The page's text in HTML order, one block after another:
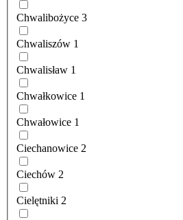
Chwalibożyce 3
Chwaliszów 1
Chwalisław 1
Chwałkowice 1
Chwałowice 1
Ciechanowice 2
Ciechów 2
Cielętniki 2